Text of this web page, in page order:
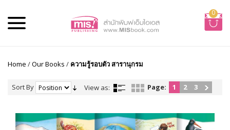
0
Home /Our Books / ความรู้รอบตัว สารานุกรม
Sort By View as: Page: 1 2 3